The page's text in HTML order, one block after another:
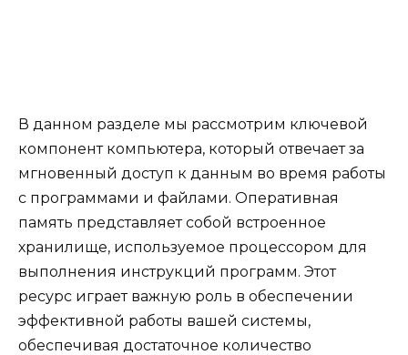
В данном разделе мы рассмотрим ключевой
компонент компьютера, который отвечает за
мгновенный доступ к данным во время работы
с программами и файлами. Оперативная
память представляет собой встроенное
хранилище, используемое процессором для
выполнения инструкций программ. Этот
ресурс играет важную роль в обеспечении
эффективной работы вашей системы,
обеспечивая достаточное количество